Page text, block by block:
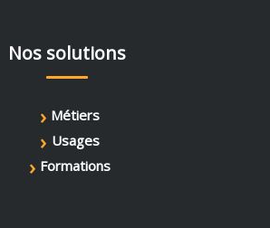
Nos solutions
› Métiers
› Usages
› Formations